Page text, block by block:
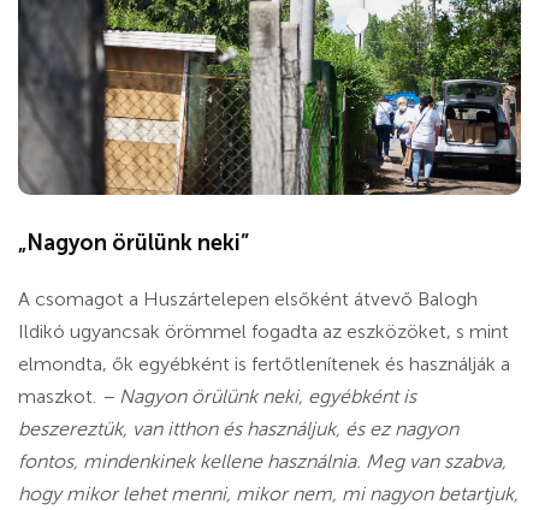
„Nagyon örülünk neki”
A csomagot a Huszártelepen elsőként átvevő Balogh
Ildikó ugyancsak örömmel fogadta az eszközöket, s mint
elmondta, ők egyébként is fertőtlenítenek és használják a
maszkot. – Nagyon örülünk neki, egyébként is
beszereztük, van itthon és használjuk, és ez nagyon
fontos, mindenkinek kellene használnia. Meg van szabva,
hogy mikor lehet menni, mikor nem, mi nagyon betartjuk,